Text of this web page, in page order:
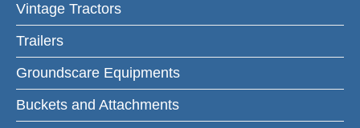
Vintage Tractors
Trailers
Groundscare Equipments
Buckets and Attachments